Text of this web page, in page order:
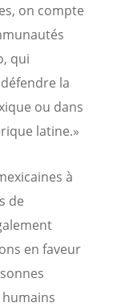
on compte
qui
la
ou dans
latine.»
à
de
en faveur